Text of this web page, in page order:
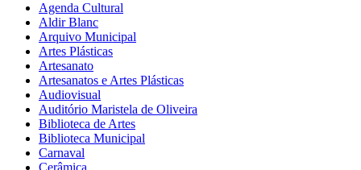
Agenda Cultural
Aldir Blanc
Arquivo Municipal
Artes Plásticas
Artesanato
Artesanatos e Artes Plásticas
Audiovisual
Auditório Maristela de Oliveira
Biblioteca de Artes
Biblioteca Municipal
Carnaval
Cerâmica